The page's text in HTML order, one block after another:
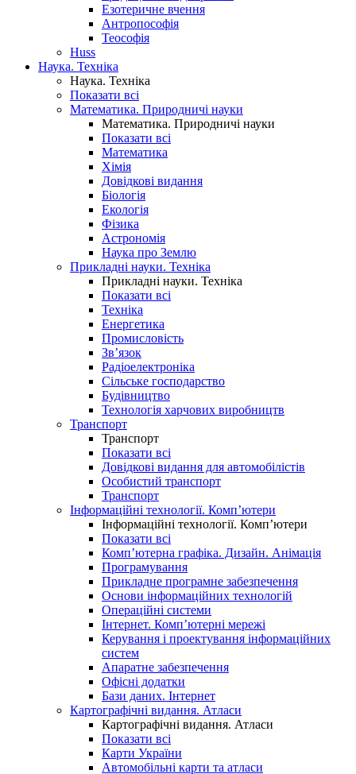
Езотеричне вчення
Антропософія
Теософія
Huss
Наука. Техніка
Наука. Техніка
Показати всі
Математика. Природничі науки
Математика. Природничі науки
Показати всі
Математика
Хімія
Довідкові видання
Біологія
Екологія
Фізика
Астрономія
Наука про Землю
Прикладні науки. Техніка
Прикладні науки. Техніка
Показати всі
Техніка
Енергетика
Промисловість
Зв’язок
Радіоелектроніка
Сільське господарство
Будівництво
Технологія харчових виробництв
Транспорт
Транспорт
Показати всі
Довідкові видання для автомобілістів
Особистий транспорт
Транспорт
Інформаційні технології. Комп’ютери
Інформаційні технології. Комп’ютери
Показати всі
Комп’ютерна графіка. Дизайн. Анімація
Програмування
Прикладне програмне забезпечення
Основи інформаційних технологій
Операційні системи
Інтернет. Комп’ютерні мережі
Керування і проектування інформаційних
систем
Апаратне забезпечення
Офісні додатки
Бази даних. Інтернет
Картографічні видання. Атласи
Картографічні видання. Атласи
Показати всі
Карти України
Автомобільні карти та атласи